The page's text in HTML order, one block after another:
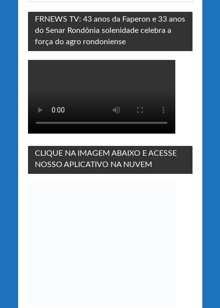
FRNEWS TV: 43 anos da Faperon e 33 anos
do Senar Rondônia solenidade celebra a
força do agro rondoniense
CLIQUE NA IMAGEM ABAIXO E ACESSE
NOSSO APLICATIVO NA NUVEM